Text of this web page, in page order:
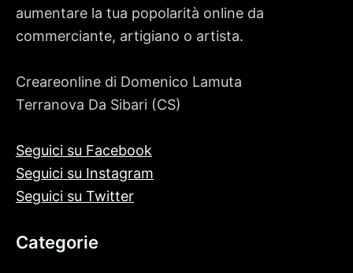
aumentare la tua popolarità online da
commerciante, artigiano o artista.
Creareonline di Domenico Lamuta
Terranova Da Sibari (CS)
Seguici su Facebook
Seguici su Instagram
Seguici su Twitter
Categorie